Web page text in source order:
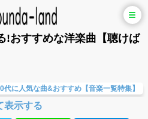
!おすすめな洋楽曲【聴けば
に人気な曲&おすすめ【音楽一覧特集】
すめな邦楽&洋楽
表示する